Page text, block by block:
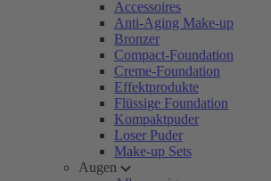
Accessoires
Anti-Aging Make-up
Bronzer
Compact-Foundation
Creme-Foundation
Effektprodukte
Flüssige Foundation
Kompaktpuder
Loser Puder
Make-up Sets
Augen